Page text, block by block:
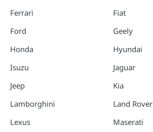
Ferrari
Ford
Honda
Isuzu
Jeep
Lamborghini
Lexus
Fiat
Geely
Hyundai
Jaguar
Kia
Land Rover
Maserati